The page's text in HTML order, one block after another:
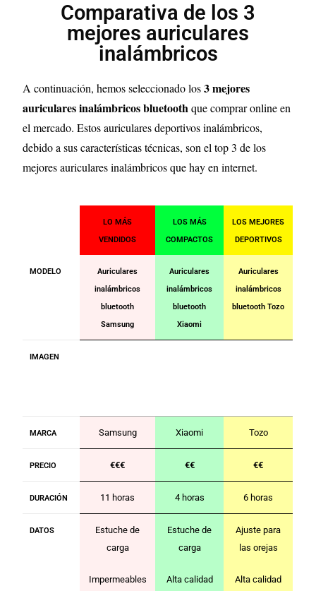
Comparativa de los 3
mejores auriculares
inalámbricos
A continuación, hemos seleccionado los3mejores
auriculares inalámbricos bluetoothque comprar online en
el mercado. Estos auriculares deportivos inalámbricos,
debido a sus características técnicas, son el top 3 de los
mejores auriculares inalámbricos que hay en internet.
LO MÁS
VENDIDOS
LOS MÁS
COMPACTOS
LOS MEJORES
DEPORTIVOS
MODELO
Auriculares
inalámbricos
bluetooth
Samsung
Auriculares
inalámbricos
bluetooth
Xiaomi
Auriculares
inalámbricos
bluetooth Tozo
IMAGEN
MARCA Samsung Xiaomi Tozo
PRECIO €€€ €€ €€
DURACIÓN 11 horas 4 horas 6 horas
DATOS
Estuche de
carga
Impermeables
Estuche de
carga
Alta calidad
Ajuste para
las orejas
Alta calidad